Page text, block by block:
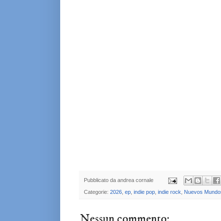
Pubblicato da andrea cornale
Categorie: 2026 ep indie pop indie rock Nuevos